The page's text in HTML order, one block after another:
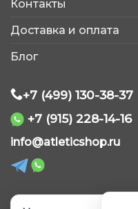
Контакты
Доставка и оплата
Блог
+7 (499) 130-38-37
+7 (915) 228-14-16
info@atleticshop.ru